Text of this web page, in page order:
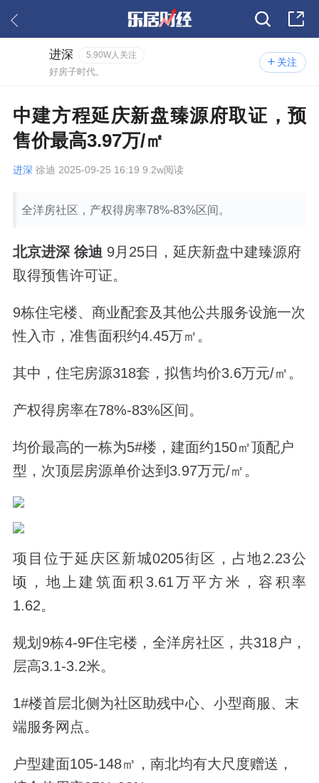
关注
进深 5.90W人关注
好房子时代。
中建方程延庆新盘臻源府取证，预
售价最高3.97万/㎡
进深 徐迪 2025-09-25 16:19 9.2w阅读
全洋房社区，产权得房率78%-83%区间。
北京进深 徐迪 9月25日，延庆新盘中建臻源府
取得预售许可证。
9栋住宅楼、商业配套及其他公共服务设施一次
性入市，准售面积约4.45万㎡。
其中，住宅房源318套，拟售均价3.6万元/㎡ 。
产权得房率在78%-83%区间。
均价最高的一栋为5#楼，建面约150㎡顶配户
型， 次顶层房源单价达到3.97万元/㎡ 。
项目位于延庆区新城0205街区，占地2.23公
顷，地上建筑面积3.61万平方米，容积率
1.62。
规划9栋4-9F住宅楼，全洋房社区，共318户，
层高3.1-3.2米。
1#楼首层北侧为社区助残中心、小型商服、末
端服务网点。
户型建面105-148㎡ ，南北均有大尺度赠送，